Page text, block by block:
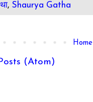
,Shaurya Gatha
Home
(Atom)